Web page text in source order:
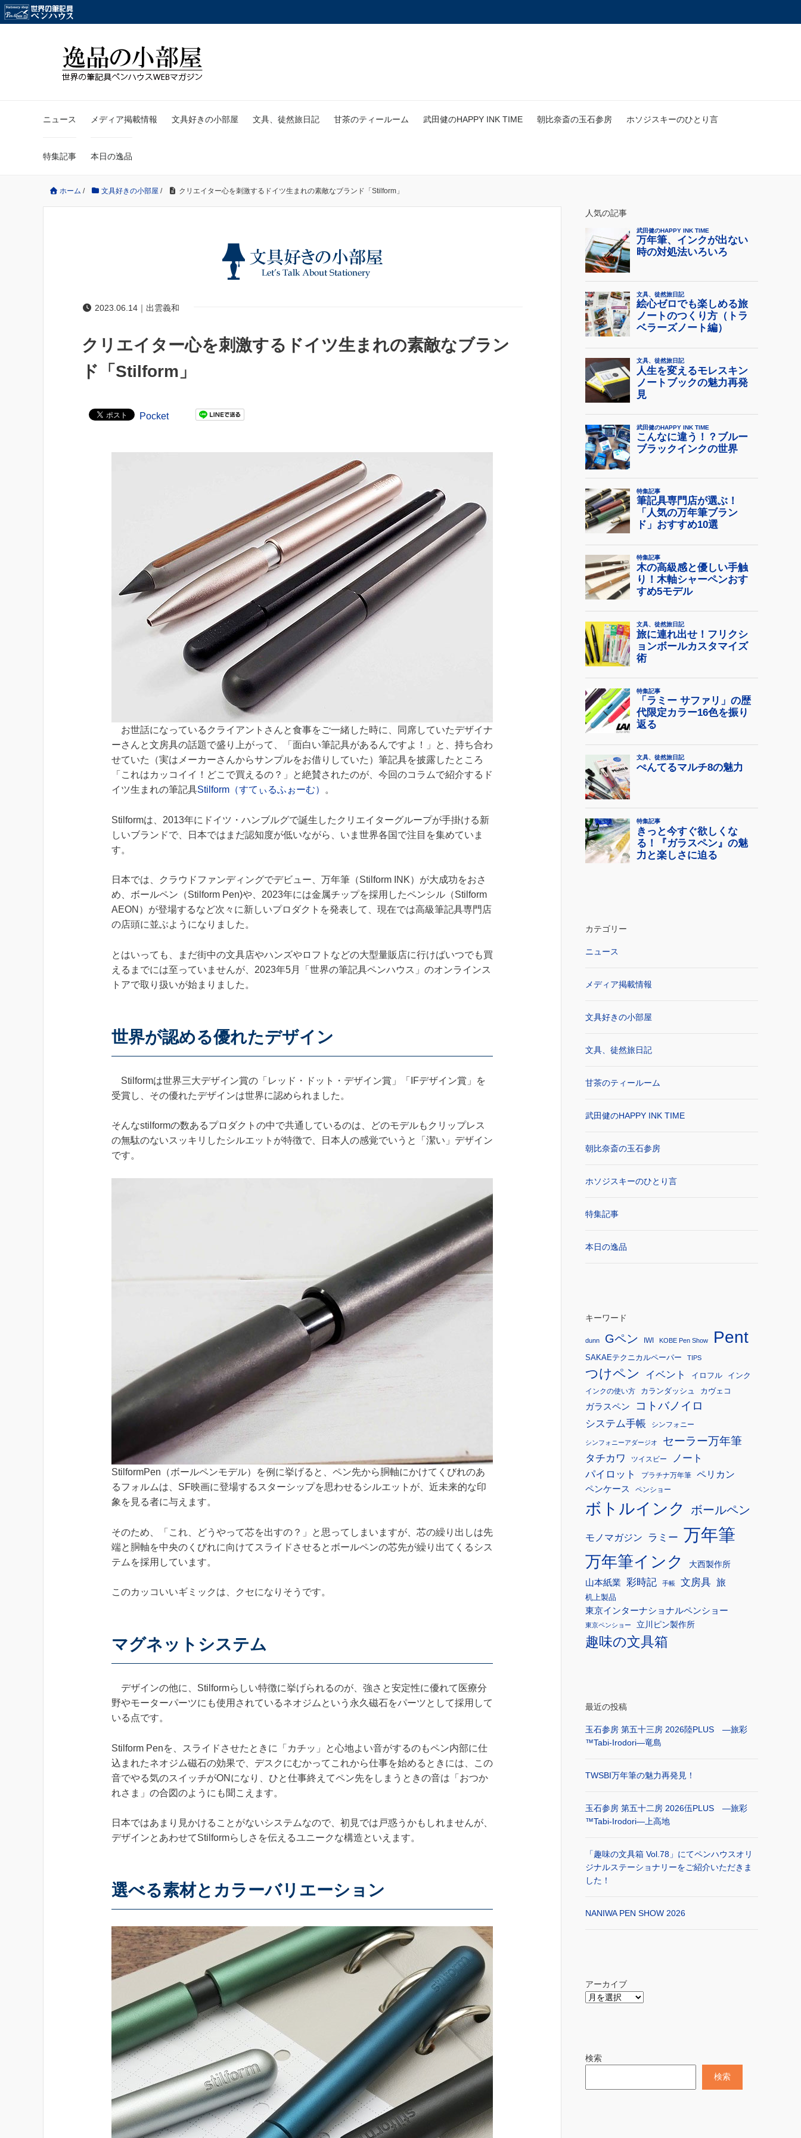
ニュース メディア掲載情報 文具好きの小部屋 文具、徒然旅日記 甘茶のティールーム 武田健のHAPPY INK TIME 朝比奈斎の玉石参房 ホソジスキーのひとり言
特集記事 本日の逸品
ホーム / 文具好きの小部屋 / クリエイター心を刺激するドイツ生まれの素敵なブランド「Stilform」
2023.06.14｜出雲義和
クリエイター心を刺激するドイツ生まれの素敵なブラン
ド「Stilform」
Pocket
お世話になっているクライアントさんと食事をご一緒した時に、同席していたデザイナ
ーさんと文房具の話題で盛り上がって、「面白い筆記具があるんですよ！」と、持ち合わ
せていた（実はメーカーさんからサンプルをお借りしていた）筆記具を披露したところ
「これはカッコイイ！どこで買えるの？」と絶賛されたのが、今回のコラムで紹介するド
イツ生まれの筆記具Stilform（すてぃるふぉーむ） 。
Stilformは、2013年にドイツ・ハンブルグで誕生したクリエイターグループが手掛ける新
しいブランドで、日本ではまだ認知度が低いながら、いま世界各国で注目を集めていま
す。
日本では、クラウドファンディングでデビュー、万年筆（Stilform INK）が大成功をおさ
め、ボールペン（Stilform Pen)や、2023年には金属チップを採用したペンシル（Stilform
AEON）が登場するなど次々に新しいプロダクトを発表して、現在では高級筆記具専門店
の店頭に並ぶようになりました。
とはいっても、まだ街中の文具店やハンズやロフトなどの大型量販店に行けばいつでも買
えるまでには至っていませんが、2023年5月「世界の筆記具ペンハウス」のオンラインス
トアで取り扱いが始まりました。
世界が認める優れたデザイン
Stilformは世界三大デザイン賞の「レッド・ドット・デザイン賞」「IFデザイン賞」を
受賞し、その優れたデザインは世界に認められました。
そんなstilformの数あるプロダクトの中で共通しているのは、どのモデルもクリップレス
の無駄のないスッキリしたシルエットが特徴で、日本人の感覚でいうと「潔い」デザイン
です。
StilformPen（ボールペンモデル）を例に挙げると、ペン先から胴軸にかけてくびれのあ
るフォルムは、SF映画に登場するスターシップを思わせるシルエットが、近未来的な印
象を見る者に与えます。
そのため、「これ、どうやって芯を出すの？」と思ってしまいますが、芯の繰り出しは先
端と胴軸を中央のくびれに向けてスライドさせるとボールペンの芯先が繰り出てくるシス
テムを採用しています。
このカッコいいギミックは、クセになりそうです。
マグネットシステム
デザインの他に、Stilformらしい特徴に挙げられるのが、強さと安定性に優れて医療分
野やモーターパーツにも使用されているネオジムという永久磁石をパーツとして採用して
いる点です。
Stilform Penを、スライドさせたときに「カチッ」と心地よい音がするのもペン内部に仕
込まれたネオジム磁石の効果で、デスクにむかってこれから仕事を始めるときには、この
音でやる気のスイッチがONになり、ひと仕事終えてペン先をしまうときの音は「おつか
れさま」の合図のようにも聞こえます。
日本ではあまり見かけることがないシステムなので、初見では戸惑うかもしれませんが、
デザインとあわせてStilformらしさを伝えるユニークな構造といえます。
選べる素材とカラーバリエーション
人気の記事
カテゴリー
ニュース
メディア掲載情報
文具好きの小部屋
文具、徒然旅日記
甘茶のティールーム
武田健のHAPPY INK TIME
朝比奈斎の玉石参房
ホソジスキーのひとり言
特集記事
本日の逸品
キーワード
dunn Gペン IWI KOBE Pen Show Pent
SAKAEテクニカルペーパー TIPS
つけペン イベント イロフル インク
インクの使い方 カランダッシュ カヴェコ
ガラスペン コトバノイロ
システム手帳 シンフォニー
シンフォニーアダージオ セーラー万年筆
タチカワ ツイスビー
ノート
パイロット
プラチナ万年筆 ペリカン
ペンケース ペンショー
ボトルインク ボールペン
モノマガジン ラミー 万年筆
万年筆インク
大西製作所
山本紙業
彩時記 手帳 文房具 旅
机上製品
東京インターナショナルペンショー
東京ペンショー 立川ピン製作所
趣味の文具箱
最近の投稿
玉石参房 第五十三房 2026陸PLUS ―旅彩
™Tabi-Irodori―竜島
TWSBI万年筆の魅力再発見！
玉石参房 第五十二房 2026伍PLUS ―旅彩
™Tabi-Irodori―上高地
「趣味の文具箱 Vol.78」にてペンハウスオリ
ジナルステーショナリーをご紹介いただきま
した！
NANIWA PEN SHOW 2026
アーカイブ
検索
検索